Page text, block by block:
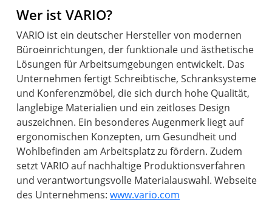
Wer ist VARIO?
VARIO ist ein deutscher Hersteller von modernen
Büroeinrichtungen, der funktionale und ästhetische
Lösungen für Arbeitsumgebungen entwickelt. Das
Unternehmen fertigt Schreibtische, Schranksysteme
und Konferenzmöbel, die sich durch hohe Qualität,
langlebige Materialien und ein zeitloses Design
auszeichnen. Ein besonderes Augenmerk liegt auf
ergonomischen Konzepten, um Gesundheit und
Wohlbefinden am Arbeitsplatz zu fördern. Zudem
setzt VARIO auf nachhaltige Produktionsverfahren
und verantwortungsvolle Materialauswahl. Webseite
des Unternehmens:www.vario.com